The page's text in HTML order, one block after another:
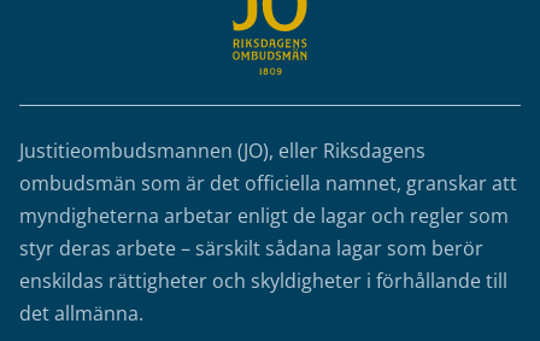
Justitieombudsmannen (JO), eller Riksdagens
ombudsmän som är det officiella namnet, granskar att
myndigheterna arbetar enligt de lagar och regler som
styr deras arbete – särskilt sådana lagar som berör
enskildas rättigheter och skyldigheter i förhållande till
det allmänna.